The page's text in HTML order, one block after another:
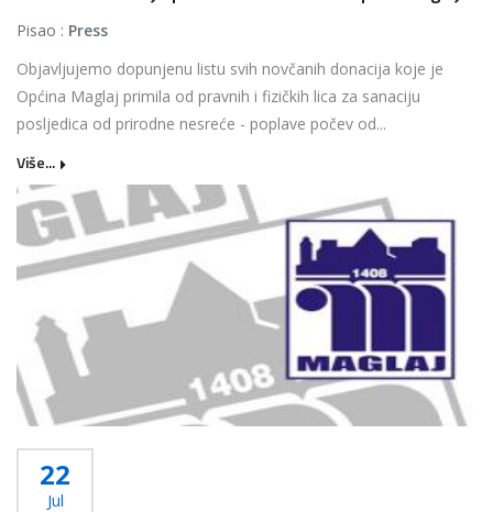
Pisao : Press
Objavljujemo dopunjenu listu svih novčanih donacija koje je
Općina Maglaj primila od pravnih i fizičkih lica za sanaciju
posljedica od prirodne nesreće - poplave počev od...
Više...
22
Jul